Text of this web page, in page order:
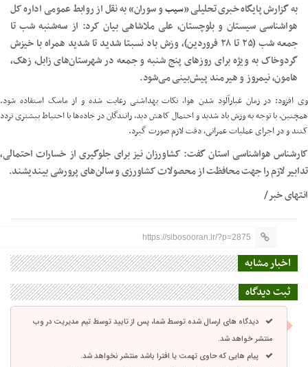
به گزارش پایگاه خبری تحلیلی «سیبو سوران» به نقل از روابط عمومی اداره‌ کل
هواشناسی سیستان و بلوچستان، علی ملاشاهی بیان کرد: از سه‌شنبه شب تا
جمعه شب (۲۵ تا ۲۸ فروردین)، وزش باد نسبتا شدید تا شدید همراه با خیزش
گردوخاک به ویژه برای روزهای پنج شنبه و جمعه در شهرستان‌های زابل، زهک،
هامون، نیمروز و هیرمند پیش‌بینی می‌شود.
وی افزود: در زمان غبارآلود شدن هوا، نکات بهداشتی رعایت شده و از ماسک استفاده شود.
همچنین، با توجه به وزش باد شدید و احتمال کاهش دید، رانندگان در جاده‌ها با احتیاط بیشتری تردد
کنند و در اجرای عملیات عمرانی، دقت لازم صورت گیرد.
کارشناس هواشناسی استان گفت: کشاورزان نیز برای جلوگیری از خسارات احتمالی،
تدابیر لازم را جهت محافظت از محصولات کشاورزی و سالن‌های پرورشی بیندیشند.
انتهای خبر/
https://sibosooran.ir/?p=2875
اخبار مشابه
ثبت دیدگاه
دیدگاه های ارسال شده توسط شما، پس از تایید توسط تیم مدیریت در وب
منتشر خواهد شد.
پیام هایی که حاوی تهمت یا افترا باشد منتشر نخواهد شد.